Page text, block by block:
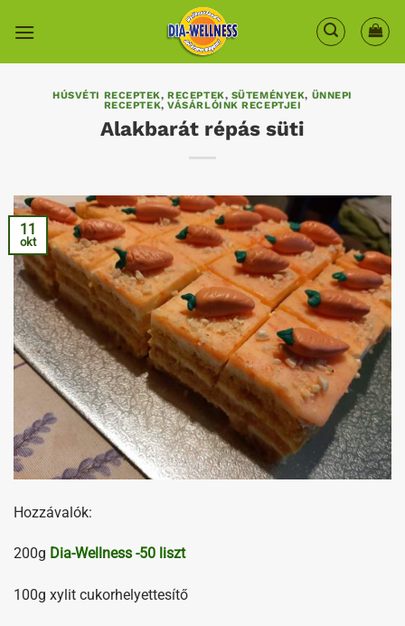
HÚSVÉTI RECEPTEK,RECEPTEK, SÜTEMÉNYEK, ÜNNEPI
RECEPTEK,VÁSÁRLÓINK RECEPTJEI
Alakbarát répás süti
11
okt
Hozzávalók:
200g Dia-Wellness -50 liszt
100g xylit cukorhelyettesítő